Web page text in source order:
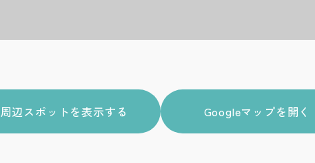
周辺スポットを表示する Googleマップを開く